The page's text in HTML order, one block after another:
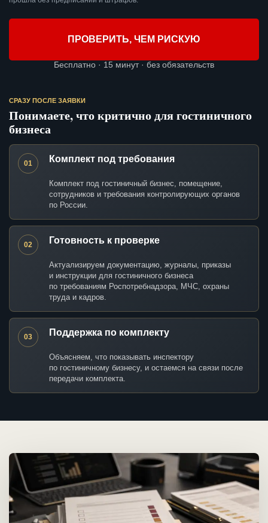
ПРОВЕРИТЬ, ЧЕМ РИСКУЮ
Бесплатно · 15 минут · без обязательств
СРАЗУ ПОСЛЕ ЗАЯВКИ
Понимаете, что критично для гостиничного
бизнеса
01 Комплект под требования
Комплект под гостиничный бизнес, помещение,
сотрудников и требования контролирующих органов
по России.
02 Готовность к проверке
Актуализируем документацию, журналы, приказы
и инструкции для гостиничного бизнеса
по требованиям Роспотребнадзора, МЧС, охраны
труда и кадров.
03 Поддержка по комплекту
Объясняем, что показывать инспектору
по гостиничному бизнесу, и остаемся на связи после
передачи комплекта.